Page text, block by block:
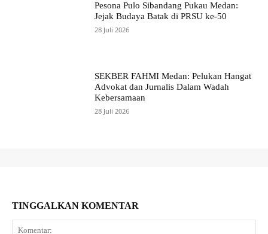
Pesona Pulo Sibandang Pukau Medan:
Jejak Budaya Batak di PRSU ke-50
28 Juli 2026
SEKBER FAHMI Medan: Pelukan Hangat
Advokat dan Jurnalis Dalam Wadah
Kebersamaan
28 Juli 2026
TINGGALKAN KOMENTAR